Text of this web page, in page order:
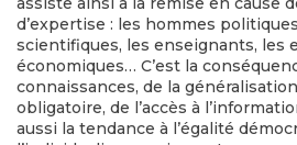
d’expertise : les hommes
scientifiques, les enseignants, les
économiques… C’est la
connaissances, de la
obligatoire, de l’accès à
aussi la tendance à l’égalité